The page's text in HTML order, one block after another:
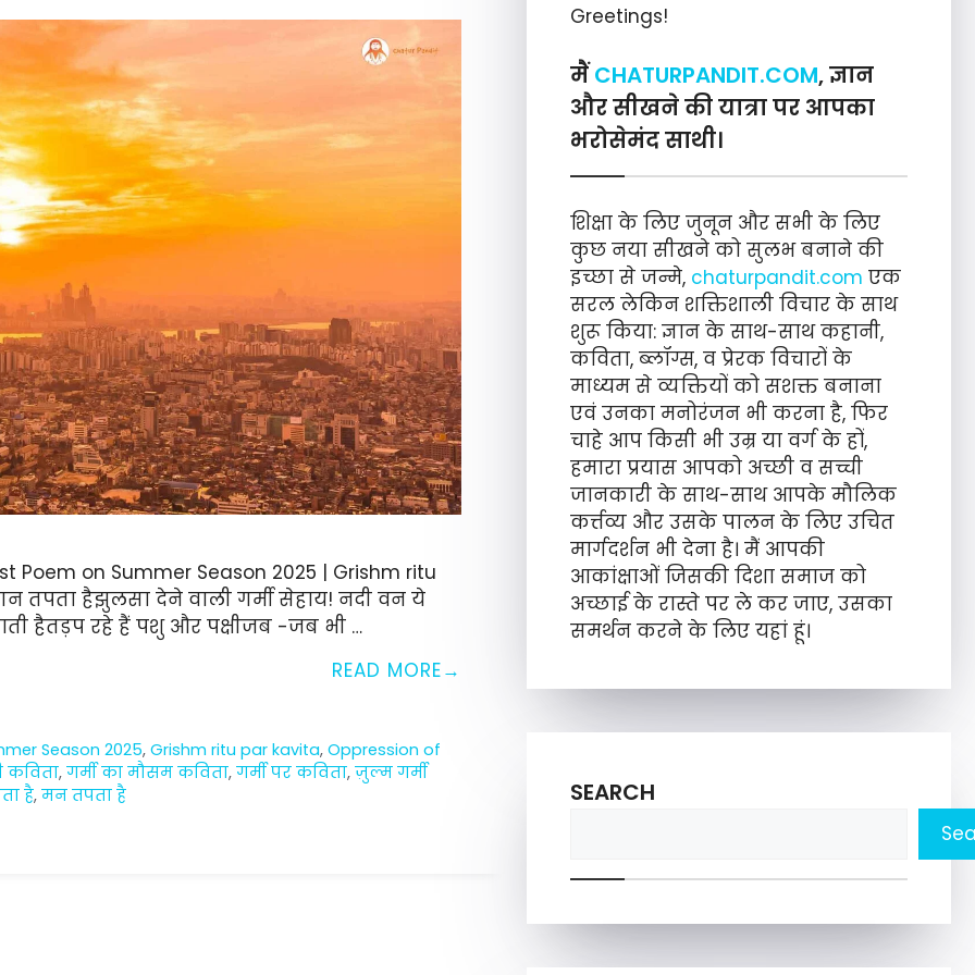
Poem on Summer Season 2025 | Grishm ritu
तपता हैझुलसा देने वाली गर्मी सेहाय! नदी वन ये
हैतड़प रहे हैं पशु और पक्षीजब -जब भी …
READ MORE
Season 2025,Grishm ritu par kavita,Oppression of
कविता, गर्मी का मौसम कविता, गर्मी पर कविता, ज़ुल्म गर्मी
है, मन तपता है
Greetings!
मैं CHATURPANDIT.COM, ज्ञान
और सीखने की यात्रा पर आपका
भरोसेमंद साथी।
शिक्षा के लिए जुनून और सभी के लिए
कुछ नया सीखने को सुलभ बनाने की
इच्छा से जन्मे, chaturpandit.com एक
सरल लेकिन शक्तिशाली विचार के साथ
शुरू किया: ज्ञान के साथ-साथ कहानी,
कविता, ब्लॉग्स, व प्रेरक विचारों के
माध्यम से व्यक्तियों को सशक्त बनाना
एवं उनका मनोरंजन भी करना है, फिर
चाहे आप किसी भी उम्र या वर्ग के हों,
हमारा प्रयास आपको अच्छी व सच्ची
जानकारी के साथ-साथ आपके मौलिक
कर्त्तव्य और उसके पालन के लिए उचित
मार्गदर्शन भी देना है। मैं आपकी
आकांक्षाओं जिसकी दिशा समाज को
अच्छाई के रास्ते पर ले कर जाए, उसका
समर्थन करने के लिए यहां हूं।
SEARCH